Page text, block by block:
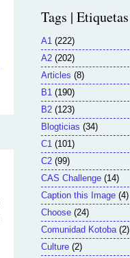
Tags | Etiquetas
A1 (222)
A2 (202)
Articles (8)
B1 (190)
B2 (123)
Blogticias (34)
C1 (101)
C2 (99)
CAS Challenge (14)
Caption this Image (4)
Choose (24)
Comunidad Kotoba (2)
Culture (2)